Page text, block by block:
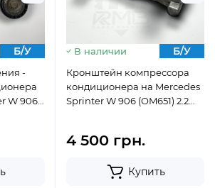
Б/У
-
W 906
В наличии Б/У
Кронштейн компрессора
кондиционера на Mercedes
Sprinter W 906 (OM651) 2.2
4 500 грн.
Купить